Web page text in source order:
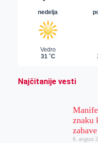
Najčitanije vesti
znaku
zabave
6. avgust